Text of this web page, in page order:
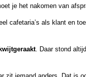
je het nakomen van
cafetaria’s als klant en
. Daar stond